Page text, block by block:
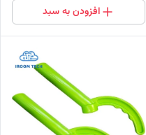
افزودن به سبد